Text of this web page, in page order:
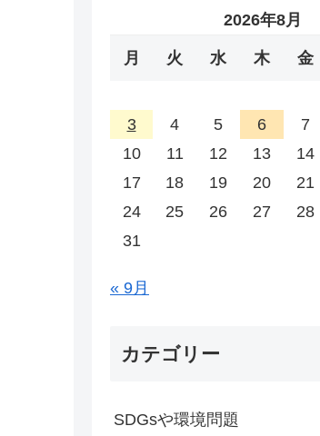
2026年8月
月 火 水 木 金
3
4 5 6 7
10
11 12 13 14
17
18 19 20 21
24
25 26 27 28
31
« 9月
カテゴリー
SDGsや環境問題